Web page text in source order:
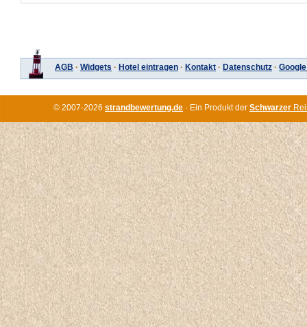
AGB · Widgets · Hotel eintragen · Kontakt · Datenschutz ·
© 2007-2026 strandbewertung.de · Ein Produkt der Schwarzer